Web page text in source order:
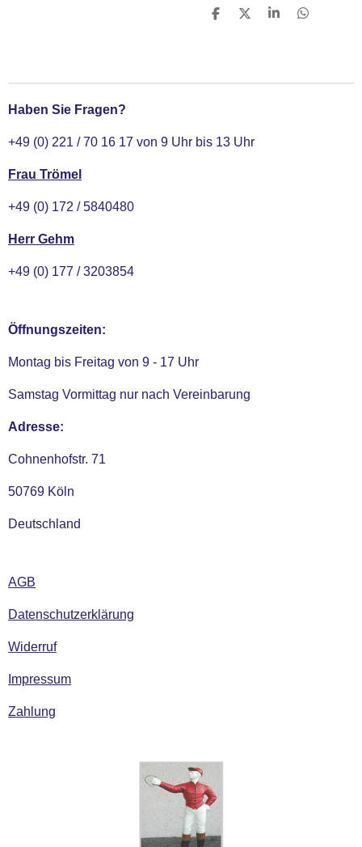
T
n
T
n
T
n
T
n
Haben Sie Fragen?
+49 (0) 221 / 70 16 17 von 9 Uhr bis 13 Uhr
Frau Trömel
+49 (0) 172 / 5840480
Herr Gehm
+49 (0) 177 / 3203854
Öffnungszeiten:
Montag bis Freitag von 9 - 17 Uhr
Samstag Vormittag nur nach Vereinbarung
Adresse:
Cohnenhofstr. 71
50769 Köln
Deutschland
AGB
Datenschutzerklärung
Widerruf
Impressum
Zahlung